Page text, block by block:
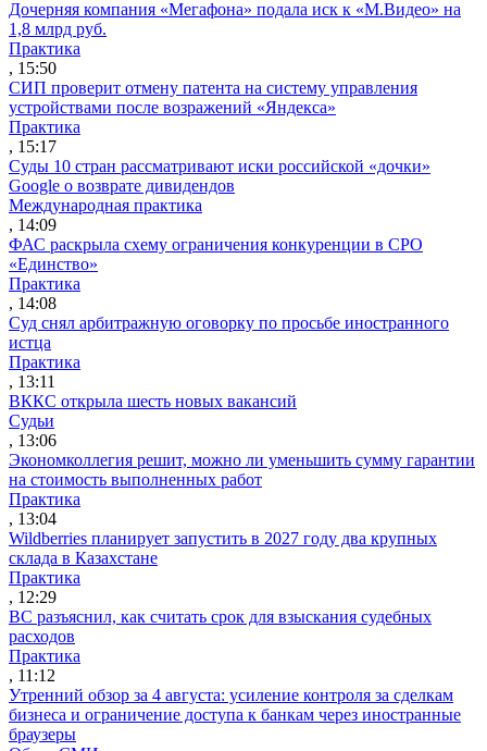
Дочерняя компания «Мегафона» подала иск к «М.Видео» на
1,8 млрд руб.
Практика
, 15:50
СИП проверит отмену патента на систему управления
устройствами после возражений «Яндекса»
Практика
, 15:17
Суды 10 стран рассматривают иски российской «дочки»
Google о возврате дивидендов
Международная практика
, 14:09
ФАС раскрыла схему ограничения конкуренции в СРО
«Единство»
Практика
, 14:08
Суд снял арбитражную оговорку по просьбе иностранного
истца
Практика
, 13:11
ВККС открыла шесть новых вакансий
Судьи
, 13:06
Экономколлегия решит, можно ли уменьшить сумму гарантии
на стоимость выполненных работ
Практика
, 13:04
Wildberries планирует запустить в 2027 году два крупных
склада в Казахстане
Практика
, 12:29
ВС разъяснил, как считать срок для взыскания судебных
расходов
Практика
, 11:12
Утренний обзор за 4 августа: усиление контроля за сделкам
бизнеса и ограничение доступа к банкам через иностранные
браузеры